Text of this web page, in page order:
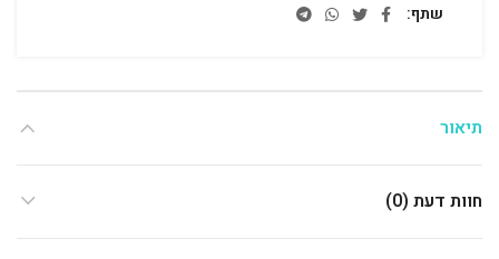
שתף
תיאור
חוות דעת (0)